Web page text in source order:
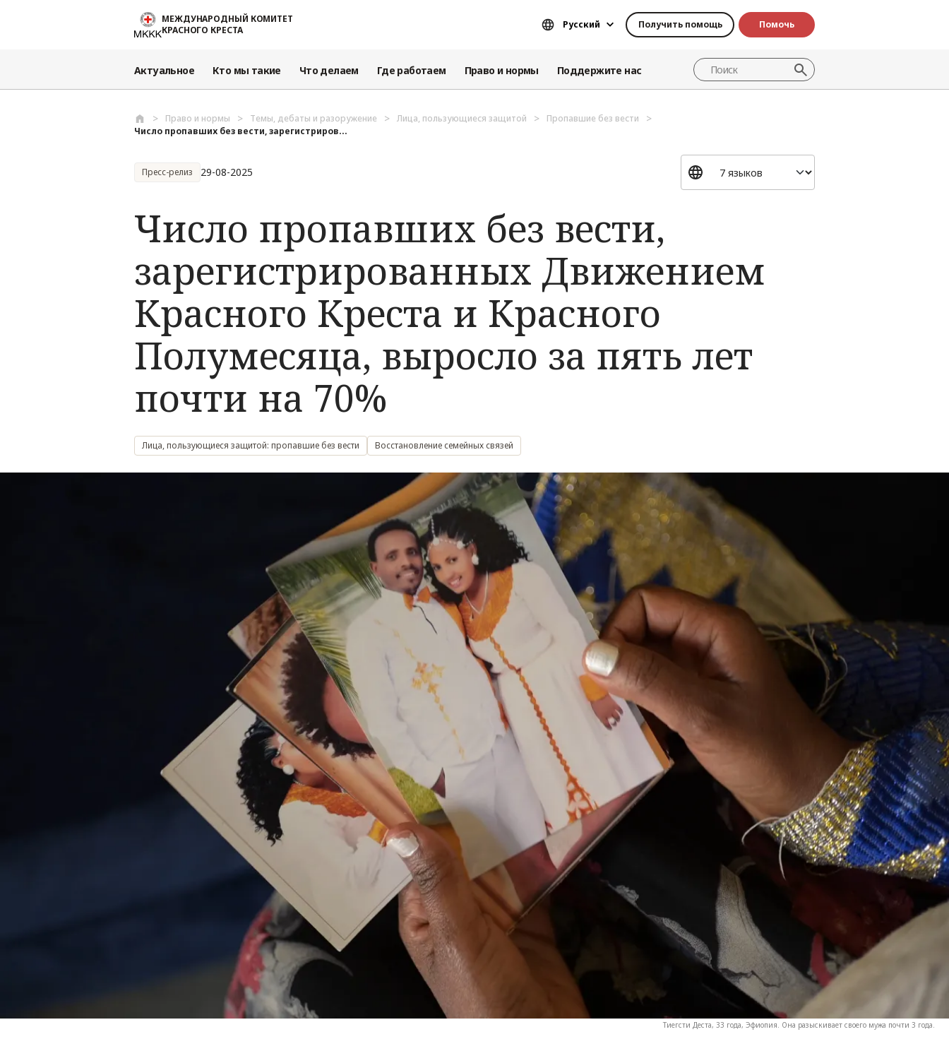
Перейти к основному содержаниюМЕЖДУНАРОДНЫЙ КОМИТЕТ
КРАСНОГО КРЕСТА
Русский Получить помощь Помочь
Актуальное Кто мы такие Что делаем Где работаем Право и нормы Поддержите нас
Право и нормы Темы, дебаты и разоружение Лица, пользующиеся защитой
Пропавшие без вести
Число пропавших без вести, зарегистриров...
Пресс-релиз 29-08-2025
Число пропавших без вести,
зарегистрированных Движением
Красного Креста и Красного
Полумесяца, выросло за пять лет
почти на 70%
Лица, пользующиеся защитой: пропавшие без вести Восстановление семейных связей
Тиегсти Деста, 33 года, Эфиопия. Она разыскивает своего мужа почти 3 года.